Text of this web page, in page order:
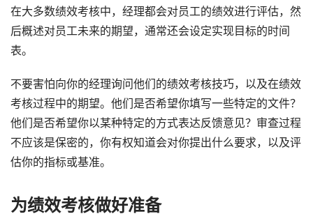
在大多数绩效考核中，经理都会对员工的绩效进行评估，然
后概述对员工未来的期望，通常还会设定实现目标的时间
表。
不要害怕向你的经理询问他们的绩效考核技巧，以及在绩效
考核过程中的期望。他们是否希望你填写一些特定的文件？
他们是否希望你以某种特定的方式表达反馈意见？审查过程
不应该是保密的，你有权知道会对你提出什么要求，以及评
估你的指标或基准。
为绩效考核做好准备